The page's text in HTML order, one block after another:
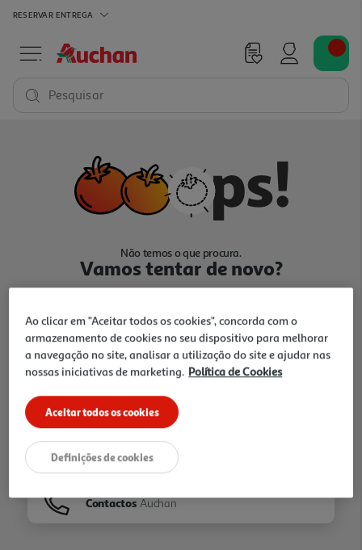
RESERVAR ENTREGA
Pesquisar
Não temos o que procura.
Vamos tentar de novo?
Ir para Homepage
Folhetos
Contactos Auchan
Ao clicar em "Aceitar todos os cookies", concorda com o
armazenamento de cookies no seu dispositivo para melhorar
a navegação no site, analisar a utilização do site e ajudar nas
nossas iniciativas de marketing. Política de Cookies
Aceitar todos os cookies
Definições de cookies